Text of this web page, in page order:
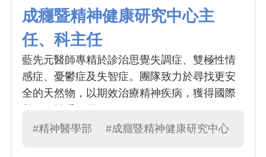
成癮暨精神健康研究中心主
任、科主任
藍先元醫師專精於診治思覺失調症、雙極性情
感症、憂鬱症及失智症。團隊致力於尋找更安
全的天然物，以期效治療精神疾病，獲得國際
#精神醫學部
#成癮暨精神健康研究中心